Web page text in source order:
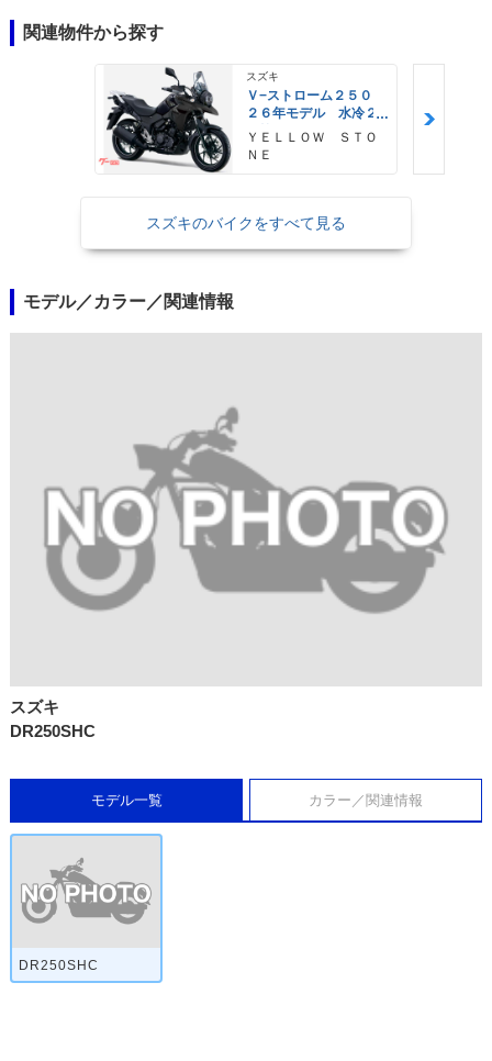
関連物件から探す
スズキ
Ｖ−ストローム２５０
２６年モデル 水冷２
気筒エンジン ＬＥＤ
ヘッドライト標準装備
ＹＥＬＬＯＷ ＳＴＯ
ＮＥ
スズキのバイクをすべて見る
モデル／カラー／関連情報
スズキ
DR250SHC
モデル一覧 カラー／関連情報
DR250SHC